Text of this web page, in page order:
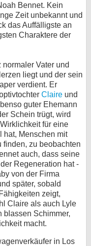
Bennet. Kein
Zeit unbekannt und
das Auffälligste an
Charaktere der
Vater und
liegt und der sein
verdient. Er
Claire und
guter Ehemann
Schein trügt, wird
für eine
hat, Menschen mit
zu beobachten
auch, dass seine
Regeneration hat -
von der Firma
später, sobald
zeigt,
Claire als auch Lyle
blassen Schimmer,
macht.
in Los